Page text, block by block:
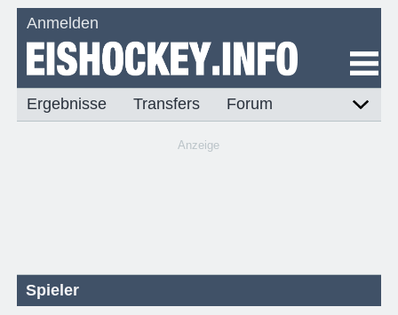
Anmelden
Ergebnisse Transfers Forum
Anzeige
Spieler